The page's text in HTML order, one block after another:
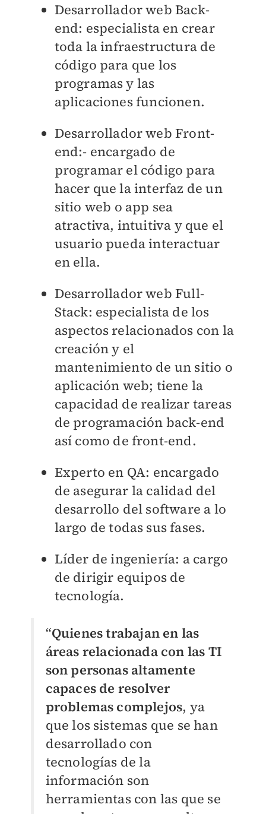
Desarrollador web Back-
end: especialista en crear
toda la infraestructura de
código para que los
programas y las
aplicaciones funcionen.
Desarrollador web Front-
end:- encargado de
programar el código para
hacer que la interfaz de un
sitio web o app sea
atractiva, intuitiva y que el
usuario pueda interactuar
en ella.
Desarrollador web Full-
Stack: especialista de los
aspectos relacionados con la
creación y el
mantenimiento de un sitio o
aplicación web; tiene la
capacidad de realizar tareas
de programación back-end
así como de front-end.
Experto en QA: encargado
de asegurar la calidad del
desarrollo del software a lo
largo de todas sus fases.
Líder de ingeniería: a cargo
de dirigir equipos de
tecnología.
“Quienes trabajan en las
áreas relacionada con las TI
son personas altamente
capaces de resolver
problemas complejos, ya
que los sistemas que se han
desarrollado con
tecnologías de la
información son
herramientas con las que se